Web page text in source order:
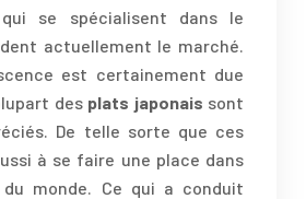
se spécialisent dans le
actuellement le marché.
est certainement due
des plats japonais sont
De telle sorte que ces
à se faire une place dans
du monde. Ce qui a conduit